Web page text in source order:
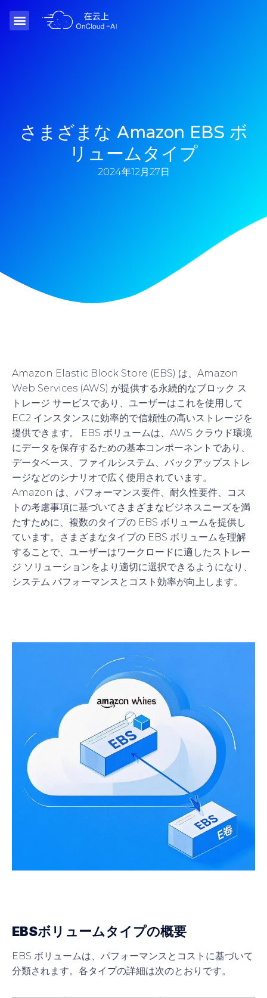
さまざまな Amazon EBS ボ
リュームタイプ
2024年12月27日
Amazon Elastic Block Store (EBS) は、Amazon
Web Services (AWS) が提供する永続的なブロック ス
トレージ サービスであり、ユーザーはこれを使用して
EC2 インスタンスに効率的で信頼性の高いストレージを
提供できます。 EBS ボリュームは、AWS クラウド環境
にデータを保存するための基本コンポーネントであり、
データベース、ファイルシステム、バックアップストレ
ージなどのシナリオで広く使用されています。
Amazon は、パフォーマンス要件、耐久性要件、コス
トの考慮事項に基づいてさまざまなビジネスニーズを満
たすために、複数のタイプの EBS ボリュームを提供し
ています。さまざまなタイプの EBS ボリュームを理解
することで、ユーザーはワークロードに適したストレー
ジ ソリューションをより適切に選択できるようになり、
システム パフォーマンスとコスト効率が向上します。
EBSボリュームタイプの概要
EBS ボリュームは、パフォーマンスとコストに基づいて
分類されます。各タイプの詳細は次のとおりです。